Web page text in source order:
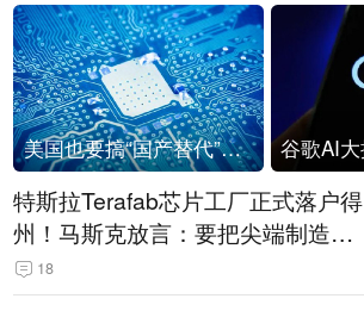
美国也要搞“国产替代”？先算清三笔账
特斯拉Terafab芯片工厂正式落户得
州！马斯克放言：要把尖端制造带
回美国
18